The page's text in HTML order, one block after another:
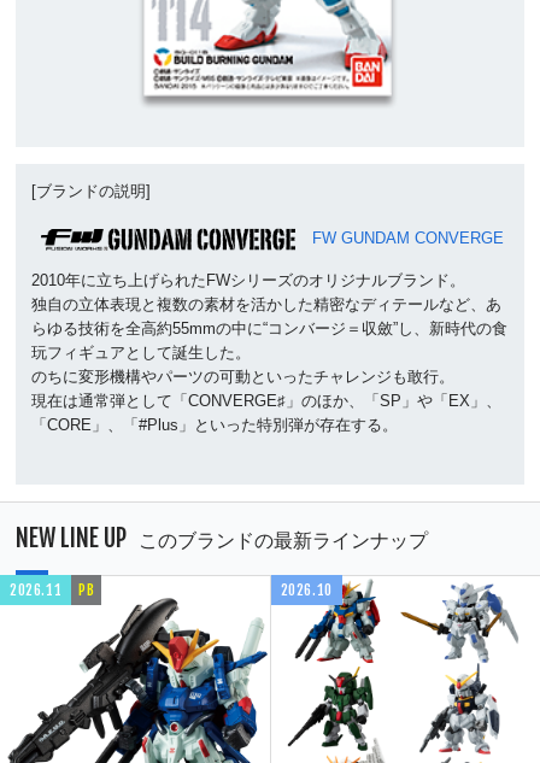
[ブランドの説明]
FW GUNDAM CONVERGE
2010年に立ち上げられたFWシリーズのオリジナルブランド。
独自の立体表現と複数の素材を活かした精密なディテールなど、あ
らゆる技術を全高約55mmの中に“コンバージ＝収斂”し、新時代の食
玩フィギュアとして誕生した。
のちに変形機構やパーツの可動といったチャレンジも敢行。
現在は通常弾として「CONVERGE♯」のほか、「SP」や「EX」、
「CORE」、「#Plus」といった特別弾が存在する。
NEW LINE UP このブランドの最新ラインナップ
2026.11 PB 2026.10